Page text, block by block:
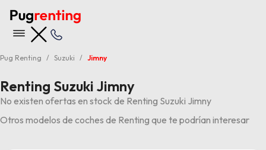
Pug Renting Suzuki Jimny
Renting Suzuki Jimny
No existen ofertas en stock de Renting Suzuki Jimny
Otros modelos de coches de Renting que te podrían interesar